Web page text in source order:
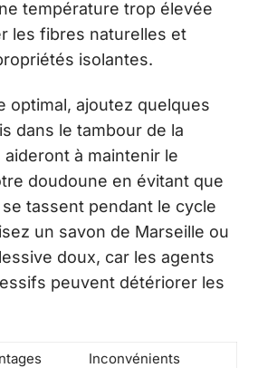
température trop élevée
les fibres naturelles et
isolantes.
optimal, ajoutez quelques
dans le tambour de la
aideront à maintenir le
doudoune en évitant que
tassent pendant le cycle
un savon de Marseille ou
doux, car les agents
peuvent détériorer les
Inconvénients